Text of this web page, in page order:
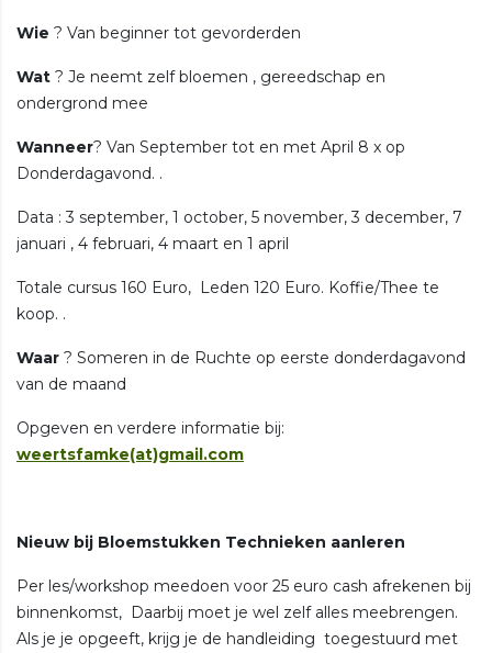
Wie ? Van beginner tot gevorderden
Wat ? Je neemt zelf bloemen , gereedschap en
ondergrond mee
Wanneer? Van September tot en met April 8 x op
Donderdagavond. .
Data : 3 september, 1 october, 5 november, 3 december, 7
januari , 4 februari, 4 maart en 1 april
Totale cursus 160 Euro, Leden 120 Euro. Koffie/Thee te
koop. .
Waar ? Someren in de Ruchte op eerste donderdagavond
van de maand
Opgeven en verdere informatie bij:
weertsfamke(at)gmail.com
Nieuw bij Bloemstukken Technieken aanleren
Per les/workshop meedoen voor 25 euro cash afrekenen bij
binnenkomst, Daarbij moet je wel zelf alles meebrengen.
Als je je opgeeft, krijg je de handleiding toegestuurd met